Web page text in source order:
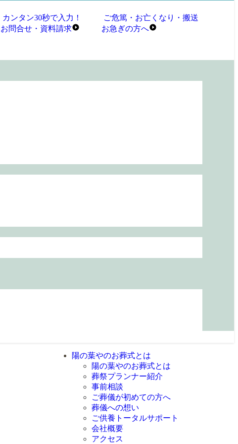
カンタン30秒で入力！
お問合せ・資料請求
ご危篤・お亡くなり・搬送
お急ぎの方へ
陽の葉やのお葬式とは
陽の葉やのお葬式とは
葬祭プランナー紹介
事前相談
ご葬儀が初めての方へ
葬儀への想い
ご供養トータルサポート
会社概要
アクセス